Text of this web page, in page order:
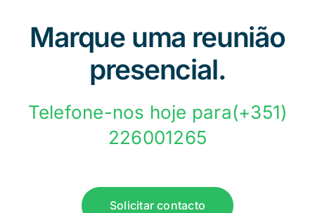
Marque uma reunião
presencial.
Telefone-nos hoje para(+351)
226001265
Solicitar contacto